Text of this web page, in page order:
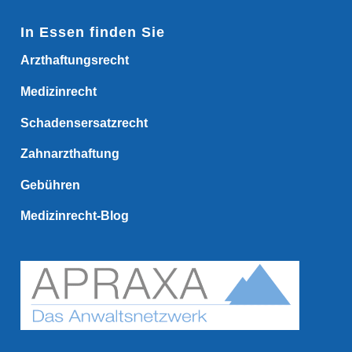
In Essen finden Sie
Arzthaftungsrecht
Medizinrecht
Schadensersatzrecht
Zahnarzthaftung
Gebühren
Medizinrecht-Blog